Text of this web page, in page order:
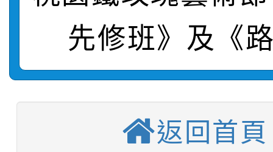
畫影片一案
劇比賽實施要點」及修
轉知：桃園市115年度
敬師藝文競賽』實施計
【甄選結果(第11招)】
學年度第1學期第7次代
結果(第11招)
【甄選結果(第3招)】
學年度第1學期第9次代
結果(第3招)
【甄選結果(第4招)】
學年度第1學期第9次
【甄選結果(第12招)】
先修班》及《
返回首頁